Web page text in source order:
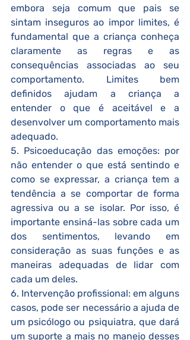
embora seja comum que pais se
sintam inseguros ao impor limites, é
fundamental que a criança conheça
claramente as regras e as
consequências associadas ao seu
comportamento. Limites bem
definidos ajudam a criança a
entender o que é aceitável e a
desenvolver um comportamento mais
adequado.
5. Psicoeducação das emoções: por
não entender o que está sentindo e
como se expressar, a criança tem a
tendência a se comportar de forma
agressiva ou a se isolar. Por isso, é
importante ensiná-las sobre cada um
dos sentimentos, levando em
consideração as suas funções e as
maneiras adequadas de lidar com
cada um deles.
6. Intervenção profissional: em alguns
casos, pode ser necessário a ajuda de
um psicólogo ou psiquiatra, que dará
um suporte a mais no manejo desses